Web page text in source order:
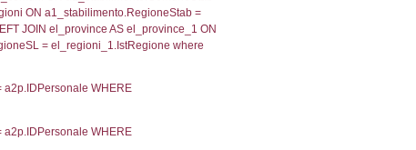
ALL'ESTERNO DELLO STABILIMENTO